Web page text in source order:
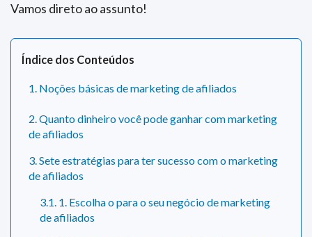
Vamos direto ao assunto!
Índice dos Conteúdos
1. Noções básicas de marketing de afiliados
2. Quanto dinheiro você pode ganhar com marketing
de afiliados
3. Sete estratégias para ter sucesso com o marketing
de afiliados
3.1. 1. Escolha o para o seu negócio de marketing
de afiliados